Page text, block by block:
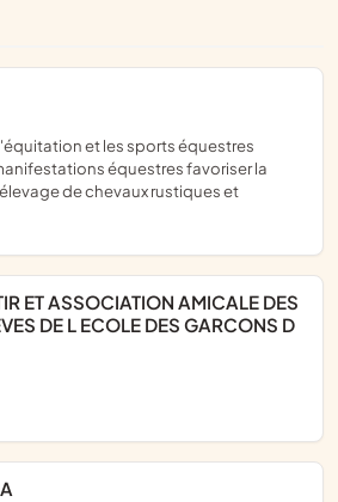
équestres favoriser la
de chevaux rustiques et
DE L ECOLE DES GARCONS D